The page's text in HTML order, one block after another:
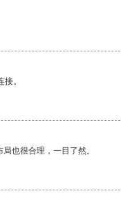
。
也很合理，一目了然。